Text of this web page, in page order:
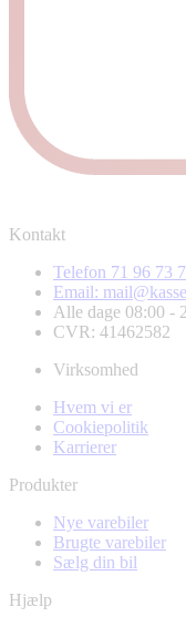
Kontakt
Telefon 71 96 73
Email:
Alle dage 08:00 -
CVR: 41462582
Virksomhed
Hvem vi er
Cookiepolitik
Karrierer
Produkter
Nye varebiler
Brugte varebiler
Sælg din bil
Hjælp